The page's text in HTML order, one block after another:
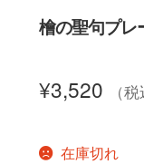
パンフレット・
聖句プレート
ブログ
檜の聖句プレ
¥3,520 （税
在庫切れ